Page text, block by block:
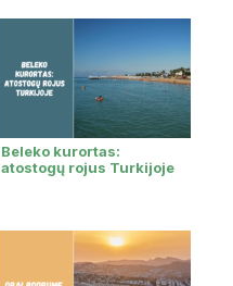
Beleko kurortas:
atostogų rojus Turkijoje